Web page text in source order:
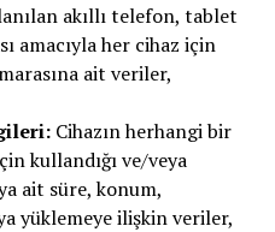
akıllı telefon, tablet
amacıyla her cihaz için
ait veriler,
Cihazın herhangi bir
kullandığı ve/veya
ait süre, konum,
yüklemeye ilişkin veriler,